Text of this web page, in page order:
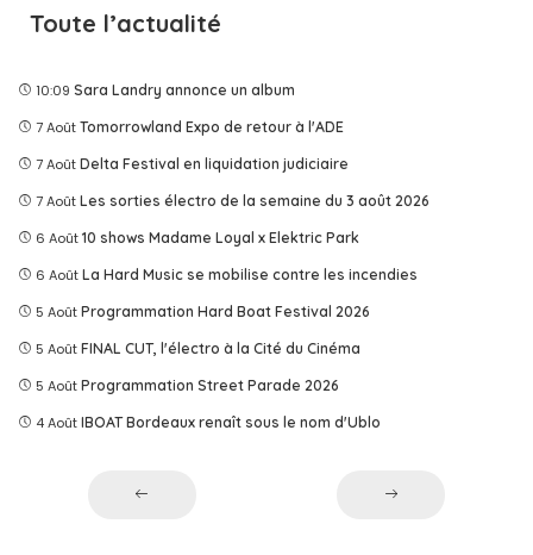
Toute l’actualité
10:09 Sara Landry annonce un album
7 Août Tomorrowland Expo de retour à l'ADE
7 Août Delta Festival en liquidation judiciaire
7 Août Les sorties électro de la semaine du 3 août 2026
6 Août 10 shows Madame Loyal x Elektric Park
6 Août La Hard Music se mobilise contre les incendies
5 Août Programmation Hard Boat Festival 2026
5 Août FINAL CUT, l'électro à la Cité du Cinéma
5 Août Programmation Street Parade 2026
4 Août IBOAT Bordeaux renaît sous le nom d'Ublo